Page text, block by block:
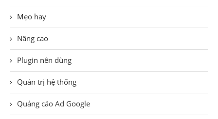
Mẹo hay
Nâng cao
Plugin nên dùng
Quản trị hệ thống
Quảng cáo Ad Google